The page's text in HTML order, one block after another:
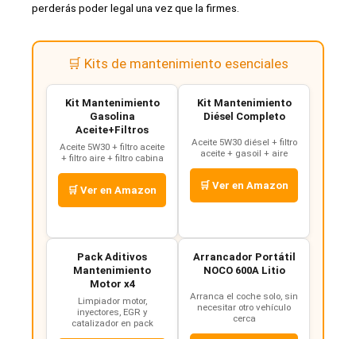
perderás poder legal una vez que la firmes.
🛒 Kits de mantenimiento esenciales
Kit Mantenimiento
Gasolina
Aceite+Filtros
Aceite 5W30 + filtro aceite
+ filtro aire + filtro cabina
🛒 Ver en Amazon
Kit Mantenimiento
Diésel Completo
Aceite 5W30 diésel + filtro
aceite + gasoil + aire
🛒 Ver en Amazon
Pack Aditivos
Mantenimiento
Motor x4
Limpiador motor,
inyectores, EGR y
catalizador en pack
Arrancador Portátil
NOCO 600A Litio
Arranca el coche solo, sin
necesitar otro vehículo
cerca